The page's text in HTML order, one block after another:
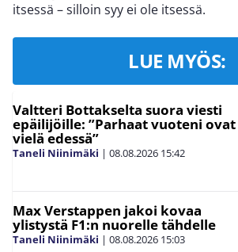
itsessä – silloin syy ei ole itsessä.
LUE MYÖS:
Valtteri Bottakselta suora viesti
epäilijöille: ”Parhaat vuoteni ovat
vielä edessä”
Taneli Niinimäki | 08.08.2026 15:42
Max Verstappen jakoi kovaa
ylistystä F1:n nuorelle tähdelle
Taneli Niinimäki | 08.08.2026 15:03